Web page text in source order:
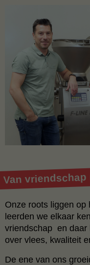
Van
Onze roots liggen op
leerden we elkaar
vriendschap en daar
over vlees, kwaliteit
De ene van ons